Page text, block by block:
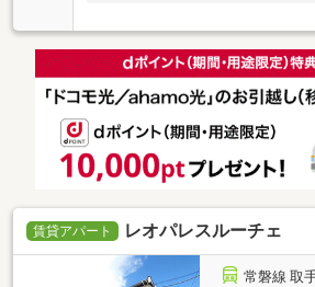
賃貸アパート レオパレスルーチェ
常磐線 取